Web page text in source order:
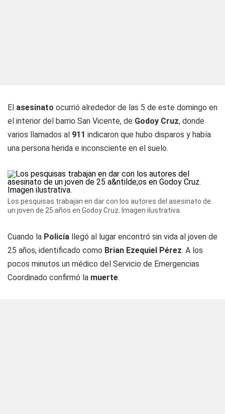
El asesinato ocurrió alrededor de las 5 de este domingo en
el interior del barrio San Vicente, de Godoy Cruz, donde
varios llamados al 911 indicaron que hubo disparos y había
una persona herida e inconsciente en el suelo.
Los pesquisas trabajan en dar con los autores del asesinato de
un joven de 25 años en Godoy Cruz. Imagen ilustrativa.
Cuando la Policía llegó al lugar encontró sin vida al joven de
25 años, identificado como Brian Ezequiel Pérez. A los
pocos minutos un médico del Servicio de Emergencias
Coordinado confirmó la muerte.